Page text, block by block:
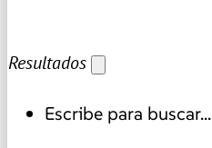
Resultados
Escribe para buscar...